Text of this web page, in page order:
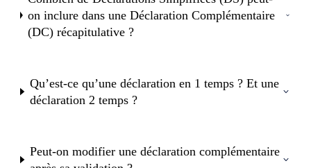
on inclure dans une Déclaration Complémentaire
(DC) récapitulative ?
Qu’est-ce qu’une déclaration en 1 temps ? Et une
déclaration 2 temps ?
Peut-on modifier une déclaration complémentaire